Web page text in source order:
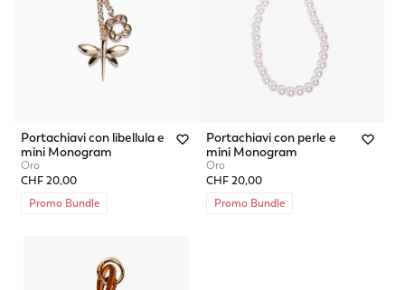
Portachiavi con libellula e
mini Monogram
Oro
CHF 20,00
Promo Bundle
Portachiavi con perle e
mini Monogram
Oro
CHF 20,00
Promo Bundle